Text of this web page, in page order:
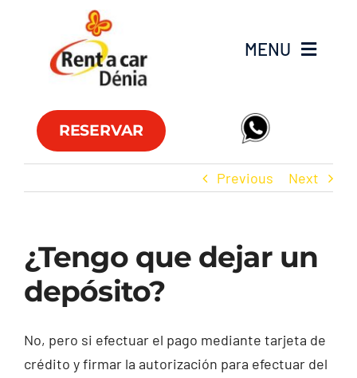
MENU
Flota
Oficinas
FAQ
Club RAC
RESERVAR
Previous Next
¿Tengo que dejar un
depósito?
No, pero si efectuar el pago mediante tarjeta de
crédito y firmar la autorización para efectuar del